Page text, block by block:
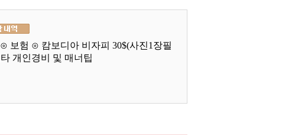
보험 ⊙ 캄보디아 비자피 30$(사진1장필
개인경비 및 매너팁